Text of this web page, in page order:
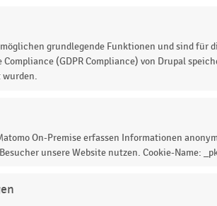
Statistik? Jetzt einloggen oder
grundlegende Funktionen und sind für
(GDPR Compliance) von Drupal
wurden.
On-Premise erfassen Informationen
unsere Website nutzen. Cookie-Name: